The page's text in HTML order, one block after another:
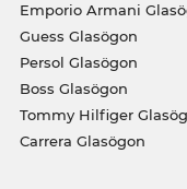
Emporio Armani
Guess Glasögon
Persol Glasögon
Boss Glasögon
Tommy Hilfiger
Carrera Glasögon